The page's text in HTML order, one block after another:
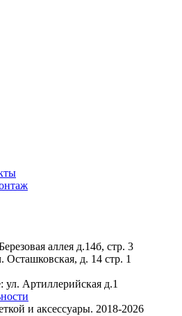
аллея д.14б, стр. 3
д. 14 стр. 1
Артиллерийская д.1
и аксессуары. 2018-2026